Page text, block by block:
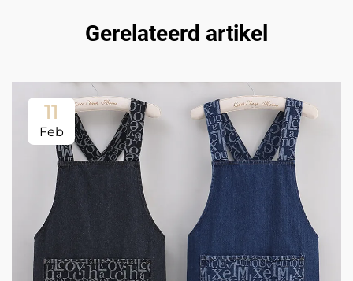
Gerelateerd artikel
11
Feb